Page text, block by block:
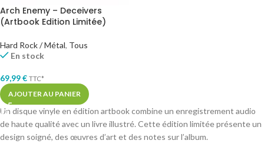
Arch Enemy – Deceivers
(Artbook Edition Limitée)
Hard Rock / Métal, Tous
En stock
69,99€ TTC*
AJOUTER AU PANIER
Un disque vinyle en édition artbook combine un enregistrement audio
de haute qualité avec un livre illustré. Cette édition limitée présente un
design soigné, des œuvres d’art et des notes sur l’album.